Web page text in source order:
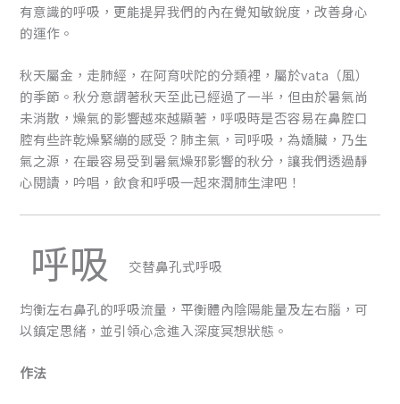
有意識的呼吸，更能提昇我們的內在覺知敏銳度，改善身心
的運作。
秋天屬金，走肺經，在阿育吠陀的分類裡，屬於vata（風）
的季節。秋分意謂著秋天至此已經過了一半，但由於暑氣尚
未消散，燥氣的影響越來越顯著，呼吸時是否容易在鼻腔口
腔有些許乾燥緊繃的感受？肺主氣，司呼吸，為嬌臟，乃生
氣之源，在最容易受到暑氣燥邪影響的秋分，讓我們透過靜
心閱讀，吟唱，飲食和呼吸一起來潤肺生津吧！
呼吸 交替鼻孔式呼吸
均衡左右鼻孔的呼吸流量，平衡體內陰陽能量及左右腦，可
以鎮定思緒，並引領心念進入深度冥想狀態。
作法